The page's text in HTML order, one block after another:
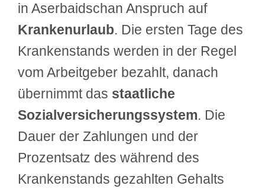
in Aserbaidschan Anspruch auf
Krankenurlaub. Die ersten Tage des
Krankenstands werden in der Regel
vom Arbeitgeber bezahlt, danach
übernimmt das staatliche
Sozialversicherungssystem. Die
Dauer der Zahlungen und der
Prozentsatz des während des
Krankenstands gezahlten Gehalts